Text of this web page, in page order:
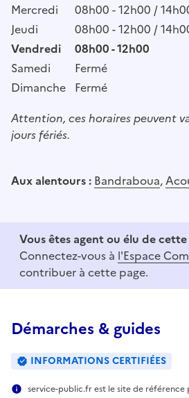
Mercredi
08h00 - 12h00 /
Jeudi
08h00 - 12h00 /
Vendredi
08h00 - 12h00
Samedi
Fermé
Dimanche Fermé
Attention, ces horaires peuvent
jours fériés.
Aux alentours : Bandraboua,
Vous êtes agent ou élu de
Connectez-vous à l'Espace
contribuer à cette page.
Démarches & guides
INFORMATIONS CERTIFIÉES
service-public.fr est le site de référence